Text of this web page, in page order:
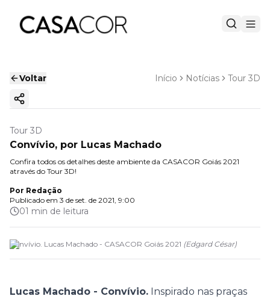
Voltar Início Notícias Tour 3D
Copiar link
Tour 3D
Convívio, por Lucas Machado
Confira todos os detalhes deste ambiente da CASACOR Goiás 2021
através do Tour 3D!
Por Redação
Publicado em 3 de set. de 2021, 9:00
01 min de leitura
Convívio. Lucas Machado - CASACOR Goiás 2021 (Edgard César)
Lucas Machado - Convívio. Inspirado nas praças